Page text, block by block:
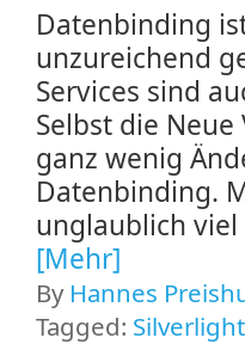
Datenbinding
unzureichend
Services sind
Selbst die
ganz wenig
Datenbinding.
unglaublich
[Mehr]
By Hannes
Tagged: